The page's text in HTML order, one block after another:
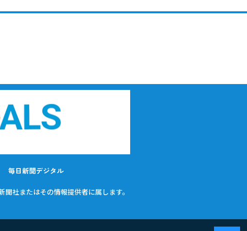
毎日新聞デジタル
聞社またはその情報提供者に属します。